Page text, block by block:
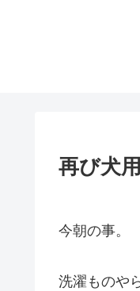
再び犬
今朝の事。
洗濯ものや